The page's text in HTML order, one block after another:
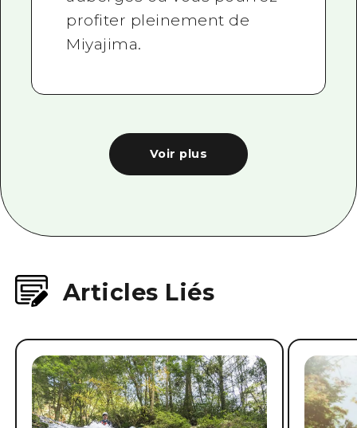
profiter pleinement de
Miyajima.
Voir plus
Articles Liés